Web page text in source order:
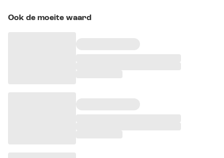
Ook de moeite waard